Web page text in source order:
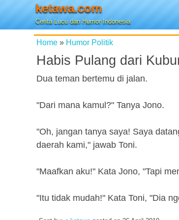
ketawa.com
Cerita Lucu dan Humor Indonesia
Home » Humor Politik
Habis Pulang dari
Dua teman bertemu di jalan.
"Dari mana kamul?" Tanya Jono.
"Oh, jangan tanya saya! Saya
daerah kami," jawab Toni.
"Maafkan aku!" Kata Jono, "Tapi
"Itu tidak mudah!" Kata Toni, "Dia